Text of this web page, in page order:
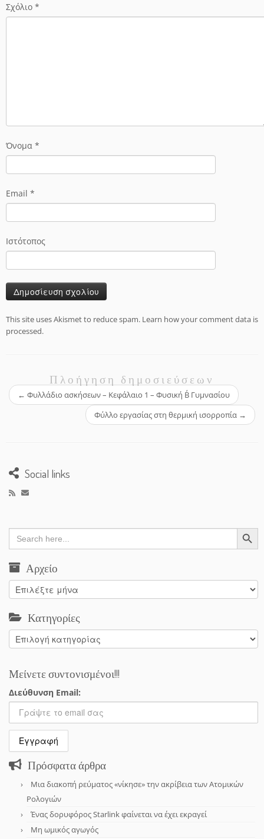
Σχόλιο *
Όνομα *
Email *
Ιστότοπος
This site uses Akismet to reduce spam. Learn how your comment data is
processed.
Πλοήγηση δημοσιεύσεων
← Φυλλάδιο ασκήσεων – Κεφάλαιο 1 – Φυσική Β΄ Γυμνασίου
Φύλλο εργασίας στη θερμική ισορροπία →
Social links
Search
for:
Search Button
Αρχείο
Αρχείο
Κατηγορίες
Κατηγορίες
Μείνετε συντονισμένοι!!!
Διεύθυνση Email:
Πρόσφατα άρθρα
Μια διακοπή ρεύματος «νίκησε» την ακρίβεια των Ατομικών
Ρολογιών
Ένας δορυφόρος Starlink φαίνεται να έχει εκραγεί
Μη ωμικός αγωγός